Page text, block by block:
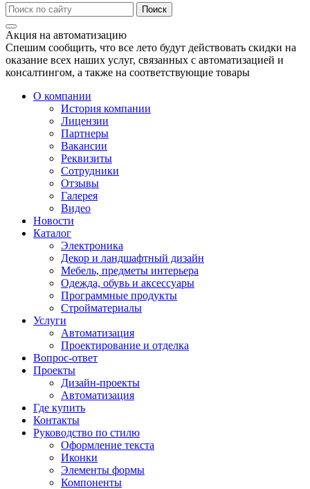
Акция на автоматизацию
Спешим сообщить, что все лето будут действовать скидки на
оказание всех наших услуг, связанных с автоматизацией и
консалтингом, а также на соответствующие товары
О компании
История компании
Лицензии
Партнеры
Вакансии
Реквизиты
Сотрудники
Отзывы
Галерея
Видео
Новости
Каталог
Электроника
Декор и ландшафтный дизайн
Мебель, предметы интерьера
Одежда, обувь и аксессуары
Программные продукты
Стройматериалы
Услуги
Автоматизация
Проектирование и отделка
Вопрос-ответ
Проекты
Дизайн-проекты
Автоматизация
Где купить
Контакты
Руководство по стилю
Оформление текста
Иконки
Элементы формы
Компоненты